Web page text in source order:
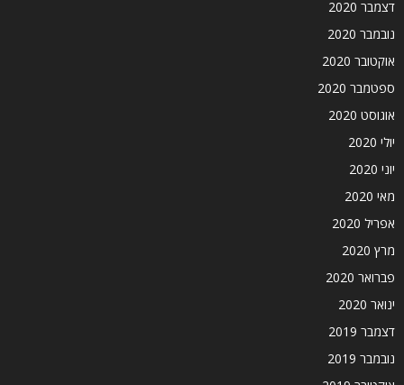
דצמבר 2020
נובמבר 2020
אוקטובר 2020
ספטמבר 2020
אוגוסט 2020
יולי 2020
יוני 2020
מאי 2020
אפריל 2020
מרץ 2020
פברואר 2020
ינואר 2020
דצמבר 2019
נובמבר 2019